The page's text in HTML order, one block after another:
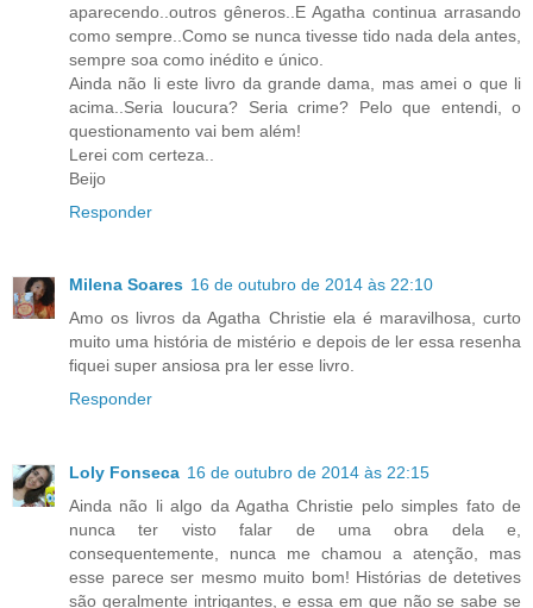
aparecendo..outros gêneros..E Agatha continua arrasando
como sempre..Como se nunca tivesse tido nada dela antes,
sempre soa como inédito e único.
Ainda não li este livro da grande dama, mas amei o que li
acima..Seria loucura? Seria crime? Pelo que entendi, o
questionamento vai bem além!
Lerei com certeza..
Beijo
Responder
Milena Soares 16 de outubro de 2014 às 22:10
Amo os livros da Agatha Christie ela é maravilhosa, curto
muito uma história de mistério e depois de ler essa resenha
fiquei super ansiosa pra ler esse livro.
Responder
Loly Fonseca 16 de outubro de 2014 às 22:15
Ainda não li algo da Agatha Christie pelo simples fato de
nunca ter visto falar de uma obra dela e,
consequentemente, nunca me chamou a atenção, mas
esse parece ser mesmo muito bom! Histórias de detetives
são geralmente intrigantes, e essa em que não se sabe se